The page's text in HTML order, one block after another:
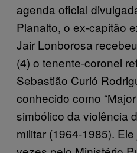
agenda oficial
Planalto, o ex-capitão
Jair Lonborosa
(4) o tenente-coronel
Sebastião Curió
conhecido como
simbólico da violência
militar (1964-1985).